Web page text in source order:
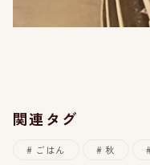
関連タグ
ごはん 秋